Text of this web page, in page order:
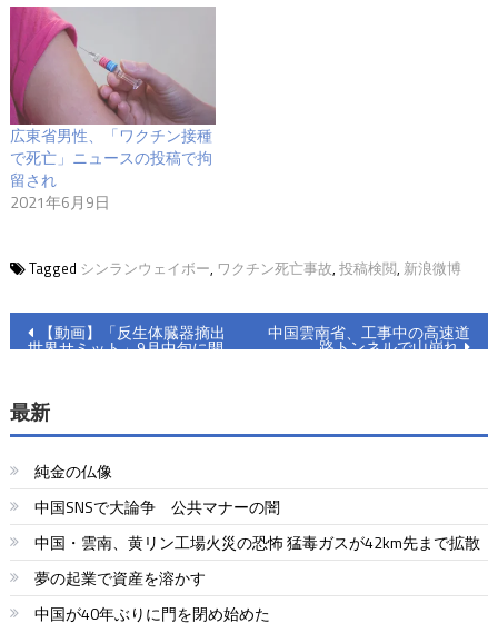
広東省男性、「ワクチン接種
で死亡」ニュースの投稿で拘
留され
2021年6月9日
Tagged シンランウェイボー, ワクチン死亡事故, 投稿検閲, 新浪微博
投
ナ
ビ
ゲ
ー
シ
ョ
【動画】「反生体臓器摘出
世界サミット」9月中旬に開
中国雲南省、工事中の高速道
路トンネルで山崩れ
最新
純金の仏像
中国SNSで大論争 公共マナーの闇
中国・雲南、黄リン工場火災の恐怖 猛毒ガスが42km先まで拡散
夢の起業で資産を溶かす
中国が40年ぶりに門を閉め始めた